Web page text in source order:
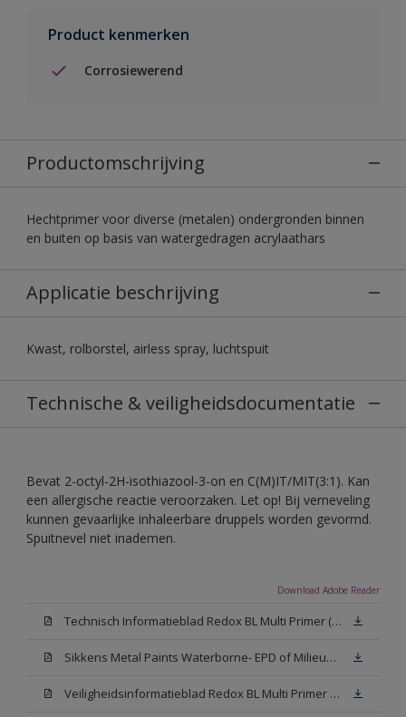
Product kenmerken
Corrosiewerend
Productomschrijving
Hechtprimer voor diverse (metalen) ondergronden binnen
en buiten op basis van watergedragen acrylaathars
Applicatie beschrijving
Kwast, rolborstel, airless spray, luchtspuit
Technische & veiligheidsdocumentatie
Bevat 2-octyl-2H-isothiazool-3-on en C(M)IT/MIT(3:1). Kan
een allergische reactie veroorzaken. Let op! Bij verneveling
kunnen gevaarlijke inhaleerbare druppels worden gevormd.
Spuitnevel niet inademen.
Download Adobe Reader
Technisch Informatieblad Redox BL Multi Primer (PDF)
Sikkens Metal Paints Waterborne- EPD of Milieuproductverklaring
Veiligheidsinformatieblad Redox BL Multi Primer W05 (MSDS)